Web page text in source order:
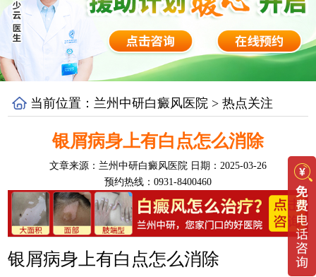
当前位置： 兰州中研白癜风医院 >热点关注
银屑病身上有白点怎么消除
文章来源： 兰州中研白癜风医院 日期：2025-03-26
预约热线：0931-8400460
银屑病身上有白点怎么消除